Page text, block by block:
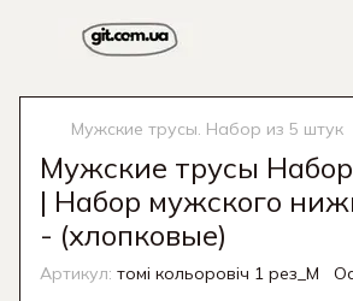
Мужские трусы. Набор из 5 штук
Мужские трусы
| Набор мужского
- (хлопковые)
Артикул: томі кольоровіч 1 рез_M